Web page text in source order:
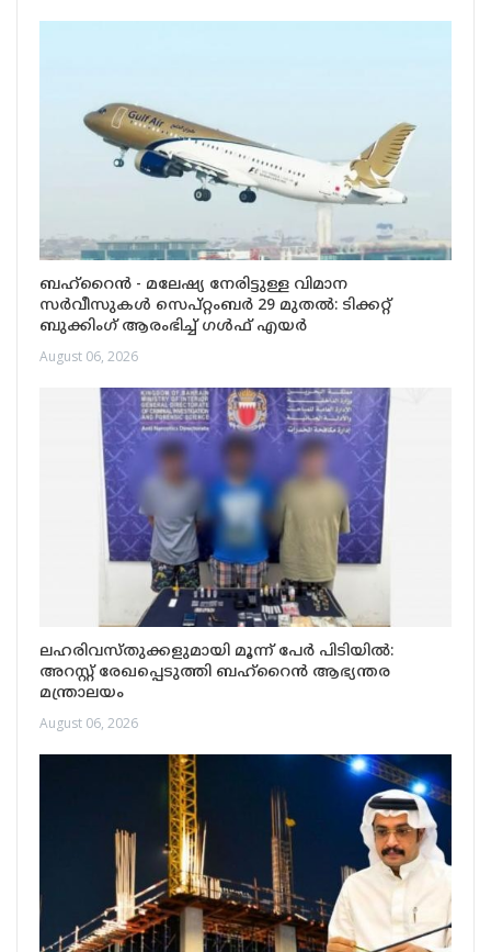
ബഹ്‌റൈൻ - മലേഷ്യ നേരിട്ടുള്ള വിമാന
സർവീസുകൾ സെപ്റ്റംബർ 29 മുതൽ: ടിക്കറ്റ്
ബുക്കിംഗ് ആരംഭിച്ച് ഗൾഫ് എയർ
August 06, 2026
ലഹരിവസ്തുക്കളുമായി മൂന്ന് പേർ പിടിയിൽ:
അറസ്റ്റ് രേഖപ്പെടുത്തി ബഹ്‌റൈൻ ആഭ്യന്തര
മന്ത്രാലയം
August 06, 2026